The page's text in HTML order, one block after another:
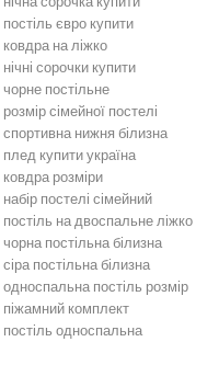
постіль євро купити
ковдра на ліжко
нічні сорочки купити
чорне постільне
розмір сімейної постелі
спортивна нижня білизна
плед купити україна
ковдра розміри
набір постелі сімейний
постіль на двоспальне ліжко
чорна постільна білизна
сіра постільна білизна
односпальна постіль розмір
піжамний комплект
постіль односпальна